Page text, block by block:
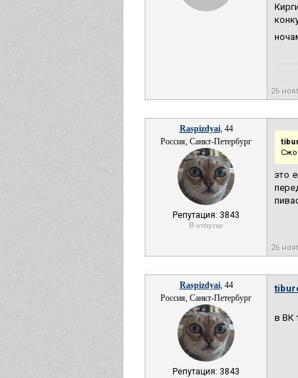
26
Raspizdyai, 44
Россия, Санкт-Петербург
Репутация: 3843
В отпуске
это
26
Raspizdyai, 44
Россия, Санкт-Петербург
Репутация: 3843
в ВК